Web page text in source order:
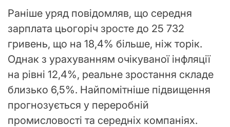
Раніше уряд повідомляв, що середня
зарплата цьогоріч зросте до 25 732
гривень, що на 18,4% більше, ніж торік.
Однак з урахуванням очікуваної інфляції
на рівні 12,4%, реальне зростання складе
близько 6,5%. Найпомітніше підвищення
прогнозується у переробній
промисловості та середніх компаніях.